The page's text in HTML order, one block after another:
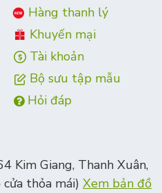
Hàng thanh lý
Khuyến mại
Tài khoản
Bộ sưu tập mẫu
Hỏi đáp
Kim Giang, Thanh Xuân,
thỏa mái) Xem bản đồ